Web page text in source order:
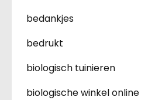
bedankjes
bedrukt
biologisch tuinieren
biologische winkel online